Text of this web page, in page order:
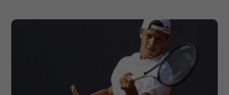
Einstellungen. Unter anderem eine
zufällig generierte ID, für die
historische Speicherung Ihrer
vorgenommen Einstellungen, falls der
Webseiten-Betreiber dies eingestellt